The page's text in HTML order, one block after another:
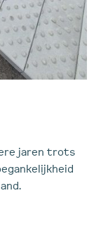
jaren trots